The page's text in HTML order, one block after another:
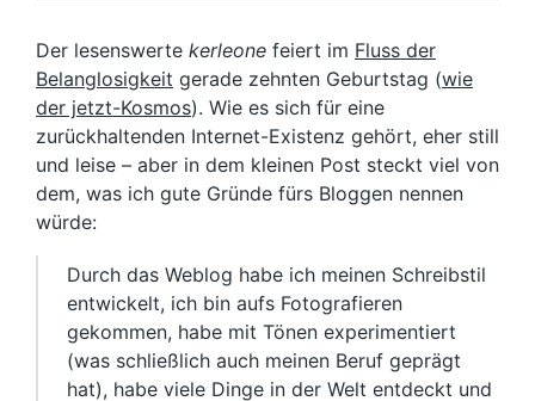
Der lesenswerte kerleone feiert im Fluss der
Belanglosigkeit gerade zehnten Geburtstag (wie
der jetzt-Kosmos). Wie es sich für eine
zurückhaltenden Internet-Existenz gehört, eher still
und leise – aber in dem kleinen Post steckt viel von
dem, was ich gute Gründe fürs Bloggen nennen
würde:
Durch das Weblog habe ich meinen Schreibstil
entwickelt, ich bin aufs Fotografieren
gekommen, habe mit Tönen experimentiert
(was schließlich auch meinen Beruf geprägt
hat), habe viele Dinge in der Welt entdeckt und